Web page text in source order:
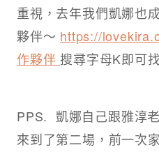
重視，去年我們凱娜也
夥伴～ https://
作夥伴 搜尋字母K即可
PPS. ​ 凱娜自己跟雅淳
來到了第二場，前一次